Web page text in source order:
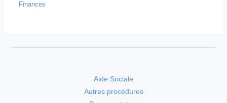
Finances
Aide Sociale
Autres procédures